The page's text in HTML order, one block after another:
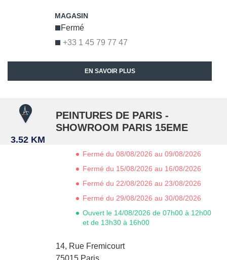
+33 1 45 79 77 47
Fermé
EN SAVOIR PLUS
3.52 KM
PEINTURES DE PARIS -
SHOWROOM PARIS 15EME
14, Rue Fremicourt
75015 Paris
Fermé du 08/08/2026 au 09/08/2026
Fermé du 15/08/2026 au 16/08/2026
Fermé du 22/08/2026 au 23/08/2026
Fermé du 29/08/2026 au 30/08/2026
Ouvert le 14/08/2026 de 07h00 à 12h00
et de 13h30 à 16h00